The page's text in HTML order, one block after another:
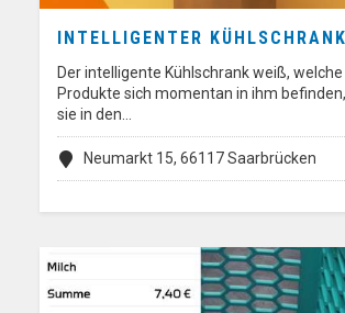
INTELLIGENTER KÜHLSCHRANK
Der intelligente Kühlschrank weiß, welche
Produkte sich momentan in ihm
sie in den…
Neumarkt 15, 66117 Saarbrücken